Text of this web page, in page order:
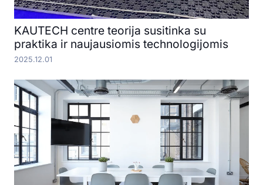
KAUTECH centre teorija susitinka su
praktika ir naujausiomis technologijomis
2025.12.01